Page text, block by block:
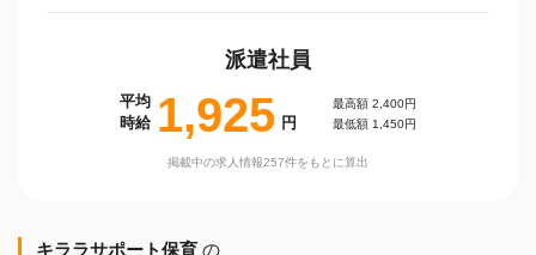
派遣社員
平均
時給 1,925 円
最高額 2,400円
最低額 1,450円
掲載中の求人情報257件をもとに算出
キララサポート保育 の